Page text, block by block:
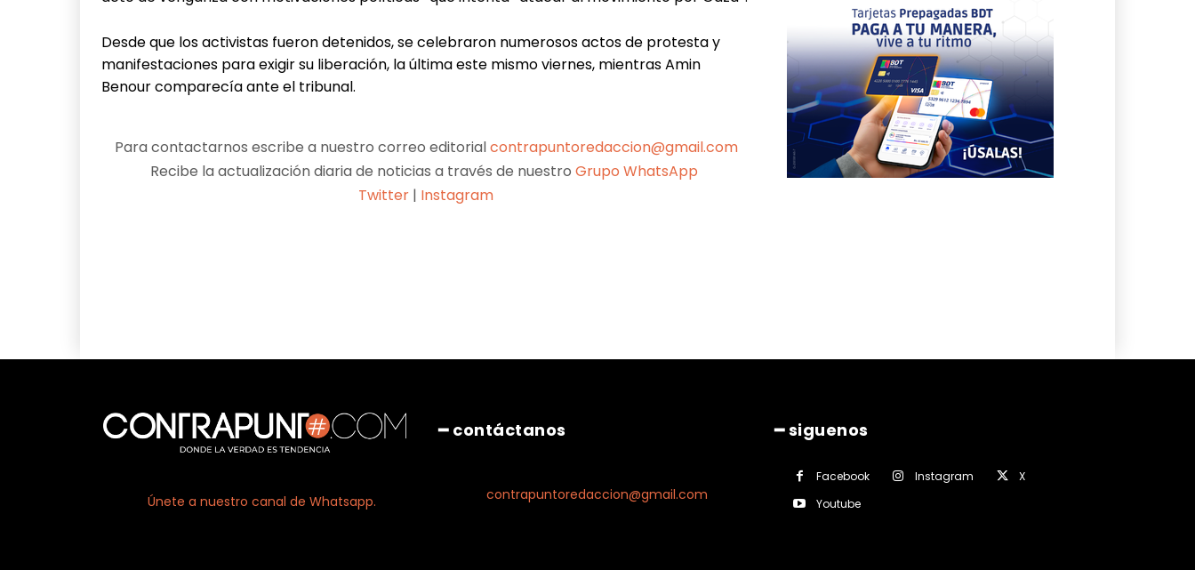
Desde que los activistas fueron detenidos, se celebraron numerosos actos de protesta y
manifestaciones para exigir su liberación, la última este mismo viernes, mientras Amin
Benour comparecía ante el tribunal.
Para contactarnos escribe a nuestro correo editorialcontrapuntoredaccion@gmail.com
Recibe la actualización diaria de noticias a través de nuestroGrupo WhatsApp
Twitter | Instagram
Únete a nuestro canal de Whatsapp.
━ contáctanos
contrapuntoredaccion@gmail.com
━ siguenos
Facebook Instagram
X
Youtube